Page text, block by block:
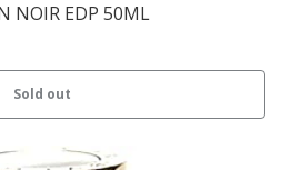
NOIR EDP 50ML
Sold out